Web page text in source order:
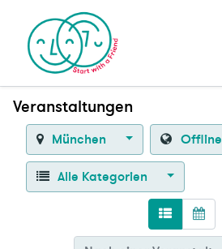
Veranstaltungen
München Offline
Alle Kategorien